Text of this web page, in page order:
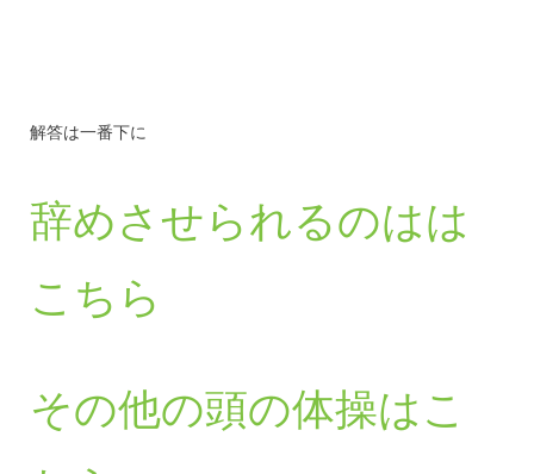
解答は一番下に
辞めさせられるのはは
こちら
その他の頭の体操はこ